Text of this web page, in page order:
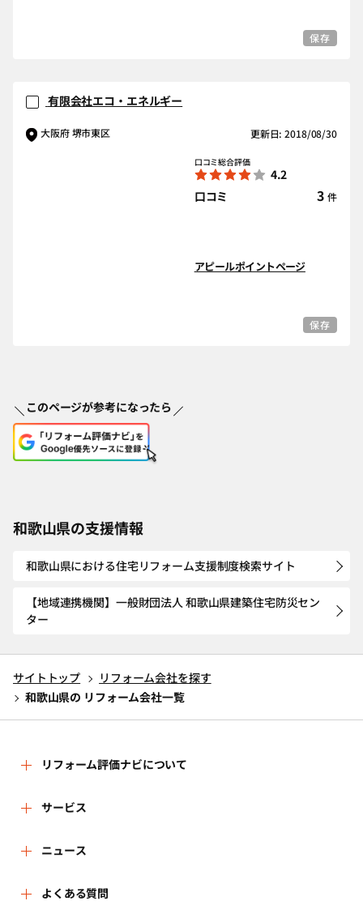
保存
有限会社エコ・エネルギー
大阪府 堺市東区 更新日: 2018/08/30
口コミ総合評価
4.2
口コミ
3 件
アピールポイントページ
保存
このページが参考になったら
和歌山県の支援情報
和歌山県における住宅リフォーム支援制度検索サイト
【地域連携機関】一般財団法人 和歌山県建築住宅防災セン
ター
サイトトップ
リフォーム会社を探す
和歌山県の リフォーム会社一覧
リフォーム評価ナビについて
リフォーム評価ナビとは
運営体制
はじめての方へ
サービス
リフォーム会社を探す
リフォーム事例を見る
ニュース
新着情報
よくある質問